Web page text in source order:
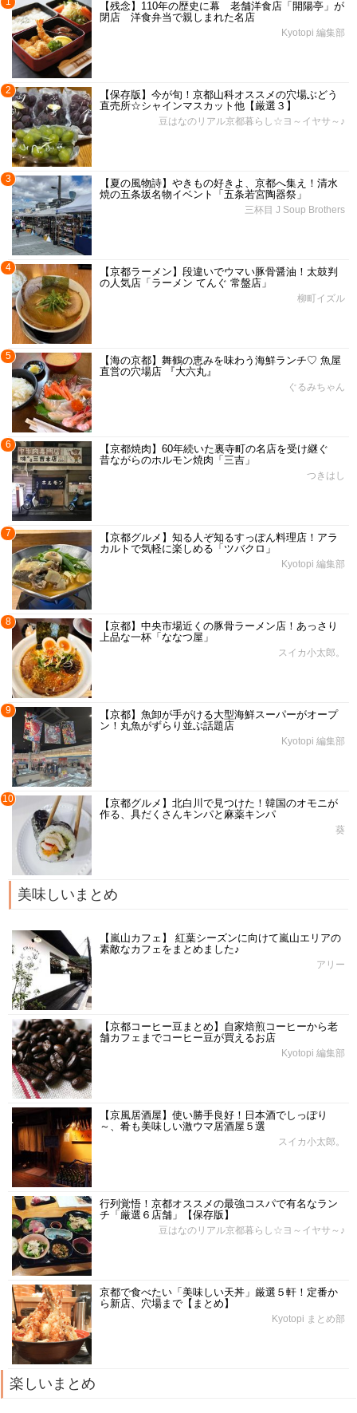
【残念】110年の歴史に幕 老舗洋食店「開陽亭」が
閉店 洋食弁当で親しまれた名店
Kyotopi 編集部
2
【保存版】今が旬！京都山科オススメの穴場ぶどう
直売所☆シャインマスカット他【厳選３】
豆はなのリアル京都暮らし☆ヨ～イヤサ～♪
3
【夏の風物詩】やきもの好きよ、京都へ集え！清水
焼の五条坂名物イベント「五条若宮陶器祭」
三杯目 J Soup Brothers
4
【京都ラーメン】段違いでウマい豚骨醤油！太鼓判
の人気店「ラーメン てんぐ 常盤店」
柳町イズル
5
【海の京都】舞鶴の恵みを味わう海鮮ランチ♡ 魚屋
直営の穴場店 『大六丸』
ぐるみちゃん
6
【京都焼肉】60年続いた裏寺町の名店を受け継ぐ
昔ながらのホルモン焼肉「三吉」
つきはし
7
【京都グルメ】知る人ぞ知るすっぽん料理店！アラ
カルトで気軽に楽しめる「ツバクロ」
Kyotopi 編集部
8
【京都】中央市場近くの豚骨ラーメン店！あっさり
上品な一杯「ななつ屋」
スイカ小太郎。
9
【京都】魚卸が手がける大型海鮮スーパーがオープ
ン！丸魚がずらり並ぶ話題店
Kyotopi 編集部
10
【京都グルメ】北白川で見つけた！韓国のオモニが
作る、具だくさんキンパと麻薬キンパ
葵
美味しいまとめ
【嵐山カフェ】 紅葉シーズンに向けて嵐山エリアの
素敵なカフェをまとめました♪
アリー
【京都コーヒー豆まとめ】自家焙煎コーヒーから老
舗カフェまでコーヒー豆が買えるお店
Kyotopi 編集部
【京風居酒屋】使い勝手良好！日本酒でしっぽり
～、肴も美味しい激ウマ居酒屋５選
スイカ小太郎。
行列覚悟！京都オススメの最強コスパで有名なラン
チ「厳選６店舗」【保存版】
豆はなのリアル京都暮らし☆ヨ～イヤサ～♪
京都で食べたい「美味しい天丼」厳選５軒！定番か
ら新店、穴場まで【まとめ】
Kyotopi まとめ部
楽しいまとめ